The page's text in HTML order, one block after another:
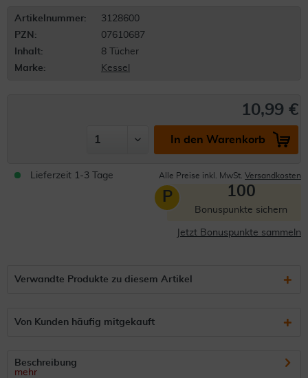
Artikelnummer:
3128600
PZN:
07610687
Inhalt:
8 Tücher
Marke:
Kessel
10,99 €
In den Warenkorb
Lieferzeit 1-3 Tage Alle Preise inkl. MwSt. Versandkosten
P 100
Bonuspunkte sichern
Jetzt Bonuspunkte sammeln
Verwandte Produkte zu diesem Artikel
Von Kunden häufig mitgekauft
Beschreibung
mehr